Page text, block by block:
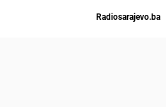
Radiosarajevo.ba